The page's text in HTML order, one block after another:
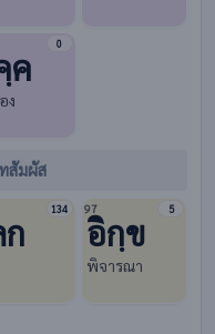
0
ค
ง
สัมผัส
134 97 5
อิกฺข
พิจารณา